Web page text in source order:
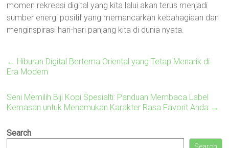
momen rekreasi digital yang kita lalui akan terus menjadi
sumber energi positif yang memancarkan kebahagiaan dan
menginspirasi hari-hari panjang kita di dunia nyata.
← Hiburan Digital Bertema Oriental yang Tetap Menarik di
Era Modern
Seni Memilih Biji Kopi Spesialti: Panduan Membaca Label
Kemasan untuk Menemukan Karakter Rasa Favorit Anda →
Search